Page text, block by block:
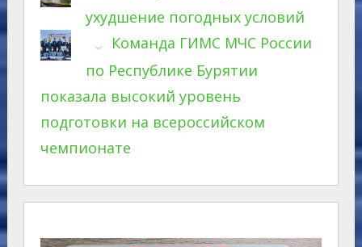
ухудшение погодных условий
Команда ГИМС МЧС России
по Республике Бурятии
показала высокий уровень
подготовки на всероссийском
чемпионате